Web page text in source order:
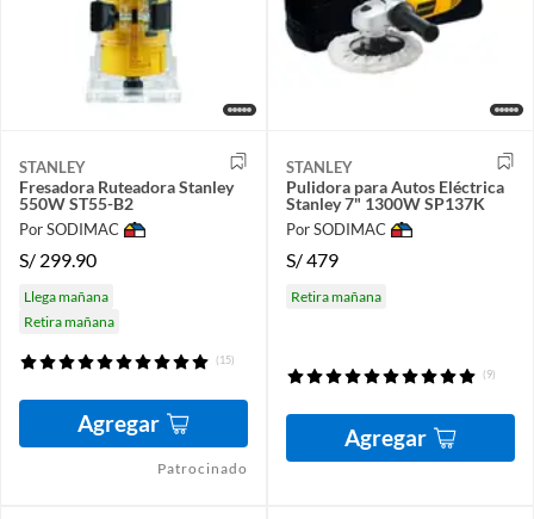
STANLEY
Fresadora Ruteadora Stanley
550W ST55-B2
Por SODIMAC
S/ 299.90
Llega mañana
Retira mañana
(15)
Agregar
Patrocinado
STANLEY
Pulidora para Autos Eléctrica
Stanley 7" 1300W SP137K
Por SODIMAC
S/479
Retira mañana
(9)
Agregar